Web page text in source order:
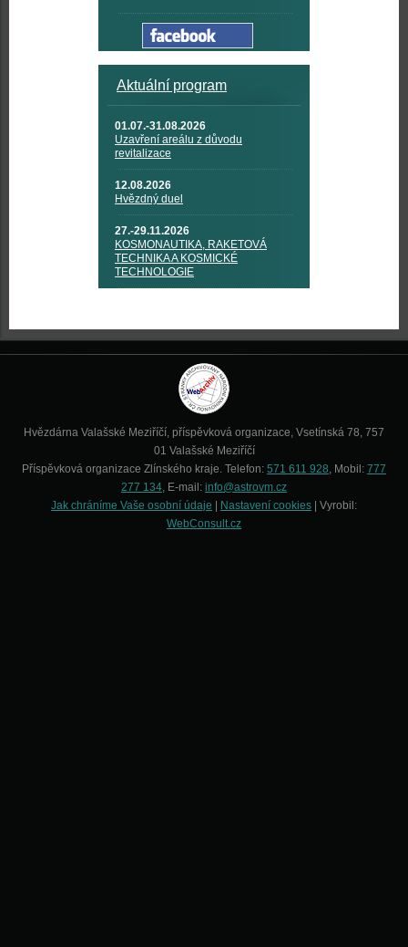
Aktuální program
01.07.-31.08.2026
Uzavření areálu z důvodu
revitalizace
12.08.2026
Hvězdný duel
27.-29.11.2026
KOSMONAUTIKA, RAKETOVÁ
TECHNIKA A KOSMICKÉ
TECHNOLOGIE
Hvězdárna Valašské Meziříčí, příspěvková organizace, Vsetínská 78, 757
01 Valašské Meziříčí
Příspěvková organizace Zlínského kraje. Telefon: 571 611 928, Mobil: 777
277 134, E-mail: info@astrovm.cz
Jak chráníme Vaše osobní údaje
Nastavení cookies | Vyrobil:
WebConsult.cz